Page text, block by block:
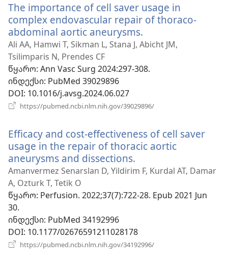
The importance of cell saver usage in
complex endovascular repair of thoraco-
abdominal aortic aneurysms.
ახალი
Ali AA, Hamwi T, Sikman L, Stana J, Abicht JM,
Tsilimparis N, Prendes CF
წყარო‎: Ann Vasc Surg 2024:297-308.
ინდექსი‎: PubMed 39029896
DOI‎: 10.1016/j.avsg.2024.06.027
https://pubmed.ncbi.nlm.nih.gov/39029896/
Efficacy and cost-effectiveness of cell saver
usage in the repair of thoracic aortic
aneurysms and dissections.
ახალი
Amanvermez Senarslan D, Yildirim F, Kurdal AT, Damar
A, Ozturk T, Tetik O
წყარო‎: Perfusion. 2022;37(7):722-28. Epub 2021 Jun
30.
ინდექსი‎: PubMed 34192996
DOI‎: 10.1177/02676591211028178
https://pubmed.ncbi.nlm.nih.gov/34192996/